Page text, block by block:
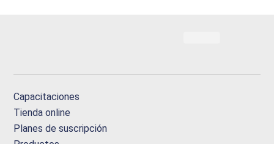
Capacitaciones
Tienda online
Planes de suscripción